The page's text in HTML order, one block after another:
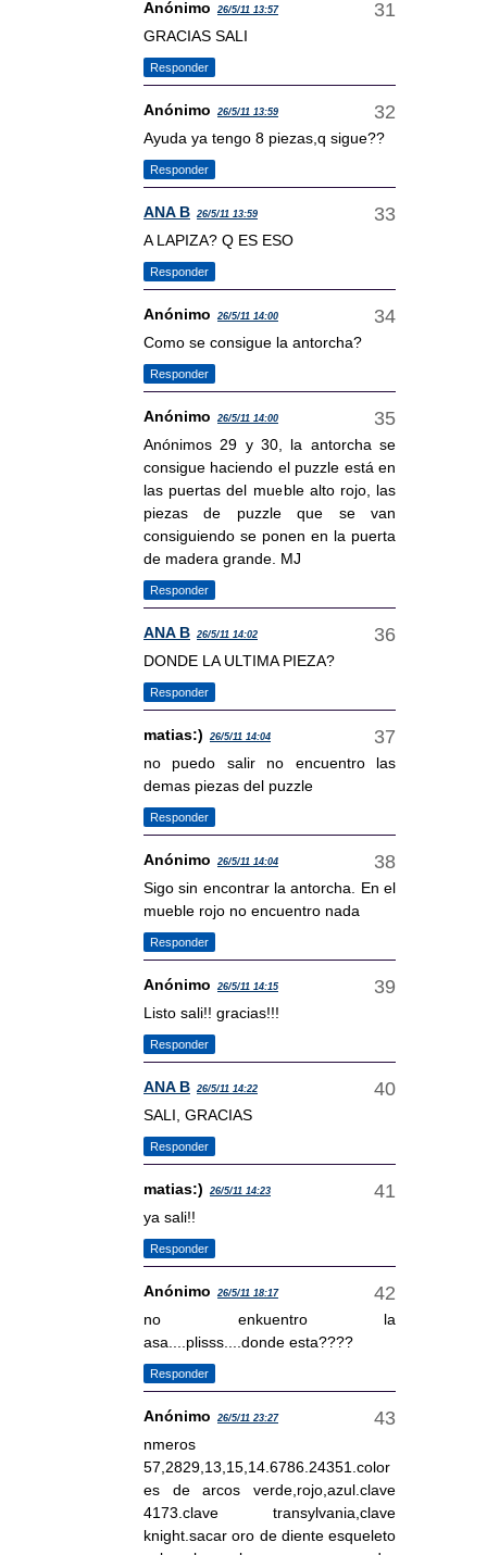
Anónimo 26/5/11 13:57
GRACIAS SALI
Responder
Anónimo 26/5/11 13:59
Ayuda ya tengo 8 piezas,q sigue??
Responder
ANA B 26/5/11 13:59
A LAPIZA? Q ES ESO
Responder
Anónimo 26/5/11 14:00
Como se consigue la antorcha?
Responder
Anónimo 26/5/11 14:00
Anónimos 29 y 30, la antorcha se
consigue haciendo el puzzle está en
las puertas del mueble alto rojo, las
piezas de puzzle que se van
consiguiendo se ponen en la puerta
de madera grande. MJ
Responder
ANA B 26/5/11 14:02
DONDE LA ULTIMA PIEZA?
Responder
matias:) 26/5/11 14:04
no puedo salir no encuentro las
demas piezas del puzzle
Responder
Anónimo 26/5/11 14:04
Sigo sin encontrar la antorcha. En el
mueble rojo no encuentro nada
Responder
Anónimo 26/5/11 14:15
Listo sali!! gracias!!!
Responder
ANA B 26/5/11 14:22
SALI, GRACIAS
Responder
matias:) 26/5/11 14:23
ya sali!!
Responder
Anónimo 26/5/11 18:17
no enkuentro la
asa....plisss....donde esta????
Responder
Anónimo 26/5/11 23:27
nmeros
57,2829,13,15,14.6786.24351.color
es de arcos verde,rojo,azul.clave
4173.clave transylvania,clave
knight.sacar oro de diente esqueleto